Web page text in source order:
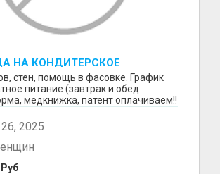
НА КОНДИТЕРСКОЕ
(МАРЬИНО/КУРЬЯНОВО)
стен, помощь в фасовке. График
питание (завтрак и обед
медкнижка, патент оплачиваем!!
2025